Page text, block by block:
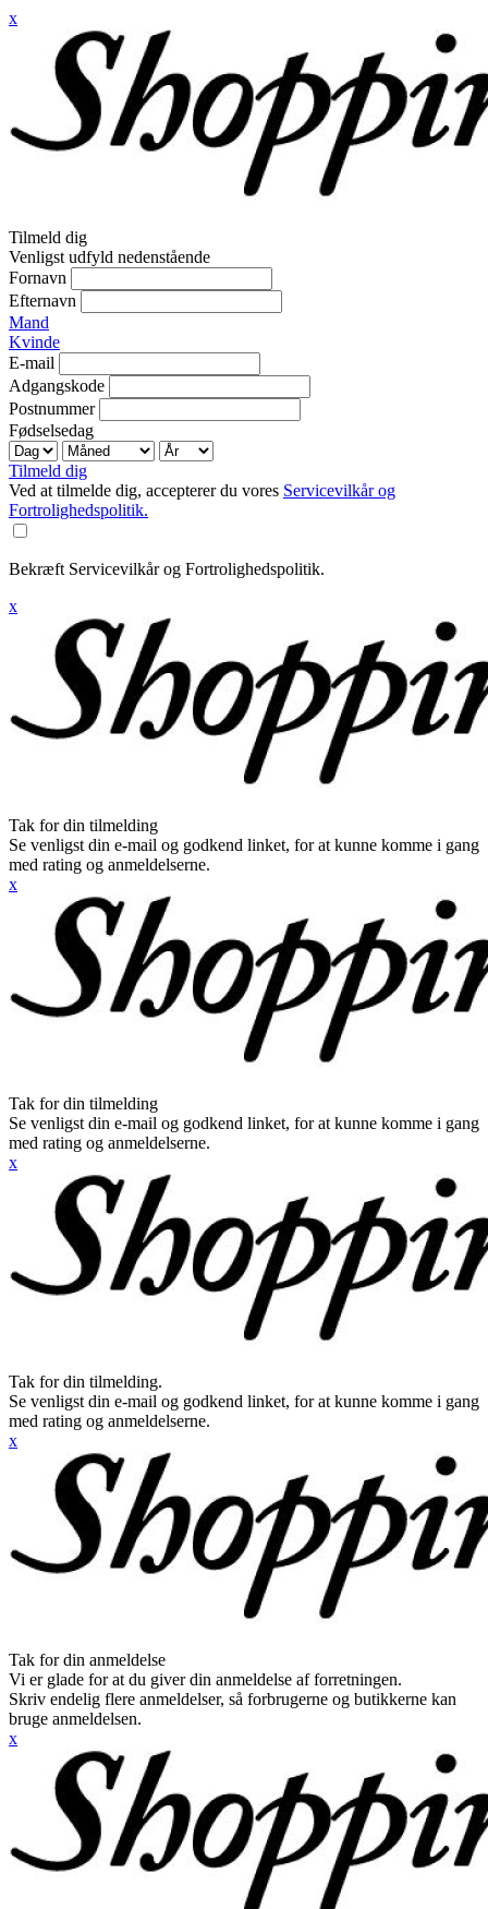
x
Tilmeld dig
Venligst udfyld nedenstående
Fornavn
Efternavn
Mand
Kvinde
E-mail
Adgangskode
Postnummer
Fødselsedag
Tilmeld dig
Ved at tilmelde dig, accepterer du vores Servicevilkår og
Fortrolighedspolitik.
Bekræft Servicevilkår og Fortrolighedspolitik.
x
Tak for din tilmelding
Se venligst din e-mail og godkend linket, for at kunne komme i gang
med rating og anmeldelserne.
x
Tak for din tilmelding
Se venligst din e-mail og godkend linket, for at kunne komme i gang
med rating og anmeldelserne.
x
Tak for din tilmelding.
Se venligst din e-mail og godkend linket, for at kunne komme i gang
med rating og anmeldelserne.
x
Tak for din anmeldelse
Vi er glade for at du giver din anmeldelse af forretningen.
Skriv endelig flere anmeldelser, så forbrugerne og butikkerne kan
bruge anmeldelsen.
x